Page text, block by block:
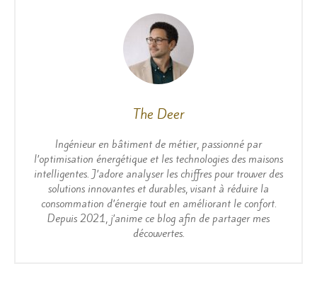
The Deer
Ingénieur en bâtiment de métier, passionné par
l’optimisation énergétique et les technologies des maisons
intelligentes. J’adore analyser les chiffres pour trouver des
solutions innovantes et durables, visant à réduire la
consommation d’énergie tout en améliorant le confort.
Depuis 2021, j’anime ce blog afin de partager mes
découvertes.